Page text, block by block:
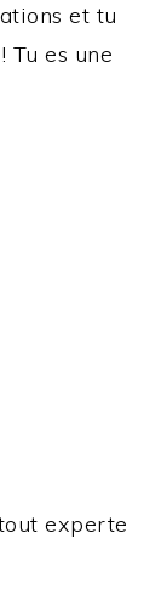
et tu
Tu es une
experte